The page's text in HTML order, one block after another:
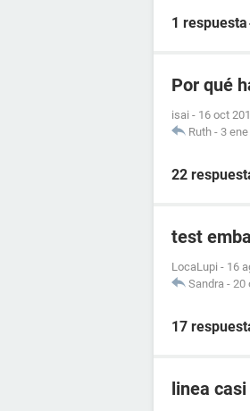
1 respuesta
Por qué
isai - 16 oct
Ruth - 3
22
test
LocaLupi - 16
Sandra - 20
17
linea